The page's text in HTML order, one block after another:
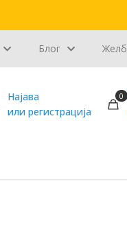
Блог
Најава
или регистрација
0